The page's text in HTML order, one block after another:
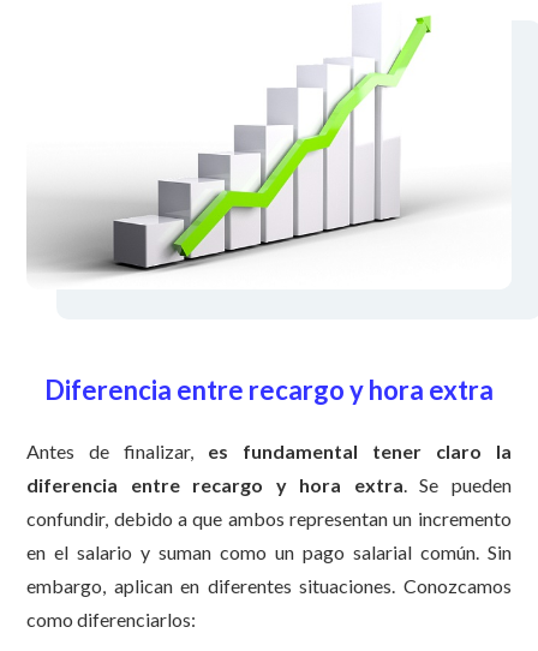
Diferencia entre recargo y hora extra
Antes de finalizar, es fundamental tener claro la
diferencia entre recargo y hora extra. Se pueden
confundir, debido a que ambos representan un incremento
en el salario y suman como un pago salarial común. Sin
embargo, aplican en diferentes situaciones. Conozcamos
como diferenciarlos: